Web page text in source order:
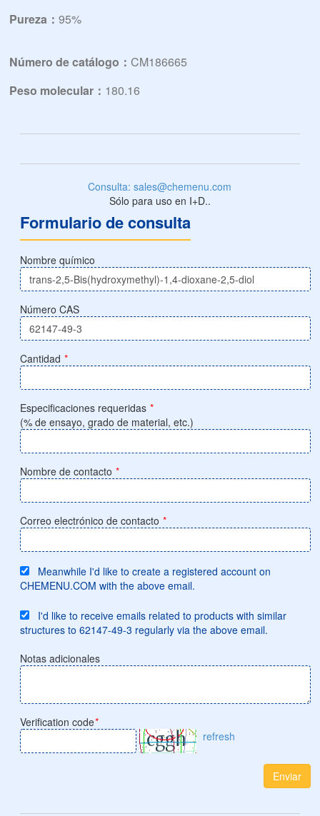
Pureza：95%
Número de catálogo：CM186665
Peso molecular： 180.16
Consulta: sales@chemenu.com
Sólo para uso en I+D..
Formulario de consulta
Nombre químico
Número CAS
Cantidad *
Especificaciones requeridas *
(% de ensayo, grado de material, etc.)
Nombre de contacto *
Correo electrónico de contacto *
Meanwhile I'd like to create a registered account on
CHEMENU.COM with the above email.
I'd like to receive emails related to products with similar
structures to 62147-49-3 regularly via the above email.
Notas adicionales
Verification code*
refresh
Enviar